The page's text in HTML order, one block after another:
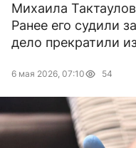
Михаила
Ранее его судили
дело прекратили
6 мая 2026, 07:10 54